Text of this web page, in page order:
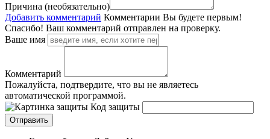
Причина (необязательно)
Добавить комментарий Комментарии Вы будете первым!
Спасибо! Ваш комментарий отправлен на проверку.
Ваше имя
Комментарий
Пожалуйста, подтвердите, что вы не являетесь
автоматической программой.
Код защиты